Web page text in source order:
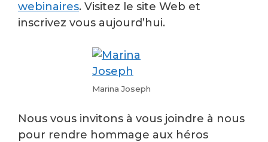
webinaires. Visitez le site Web et
inscrivez vous aujourd’hui.
Marina Joseph
Nous vous invitons à vous joindre à nous
pour rendre hommage aux héros